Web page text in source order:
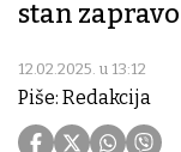
stan
12.02.2025. u 13:12
Piše: Redakcija